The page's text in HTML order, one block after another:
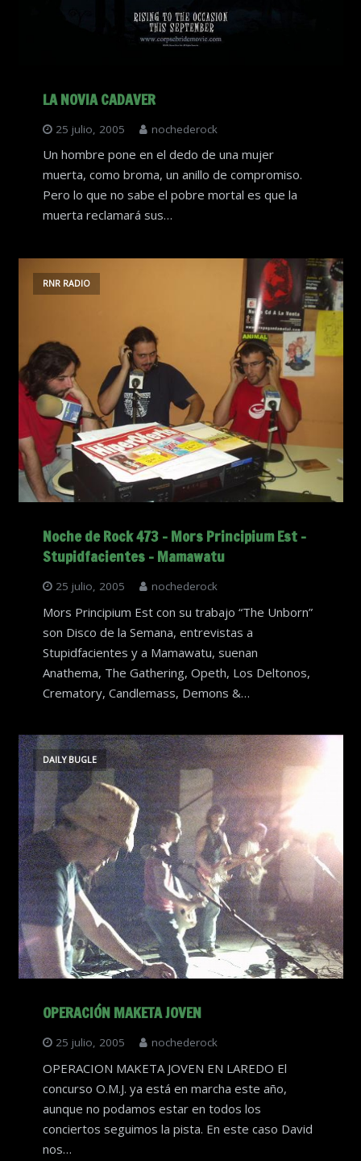
LA NOVIA CADAVER
25 julio, 2005 nochederock
Un hombre pone en el dedo de una mujer
muerta, como broma, un anillo de compromiso.
Pero lo que no sabe el pobre mortal es que la
muerta reclamará sus…
Noche de Rock 473 – Mors Principium Est –
Stupidfacientes – Mamawatu
25 julio, 2005 nochederock
RNR RADIO
Mors Principium Est con su trabajo “The Unborn”
son Disco de la Semana, entrevistas a
Stupidfacientes y a Mamawatu, suenan
Anathema, The Gathering, Opeth, Los Deltonos,
Crematory, Candlemass, Demons &…
OPERACIÓN MAKETA JOVEN
25 julio, 2005 nochederock
DAILY BUGLE
OPERACION MAKETA JOVEN EN LAREDO El
concurso O.M.J. ya está en marcha este año,
aunque no podamos estar en todos los
conciertos seguimos la pista. En este caso David
nos…